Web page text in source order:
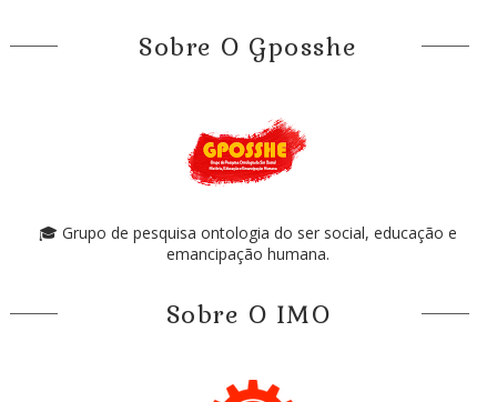
Sobre O Gposshe
🎓 Grupo de pesquisa ontologia do ser social, educação e
emancipação humana.
Sobre O IMO